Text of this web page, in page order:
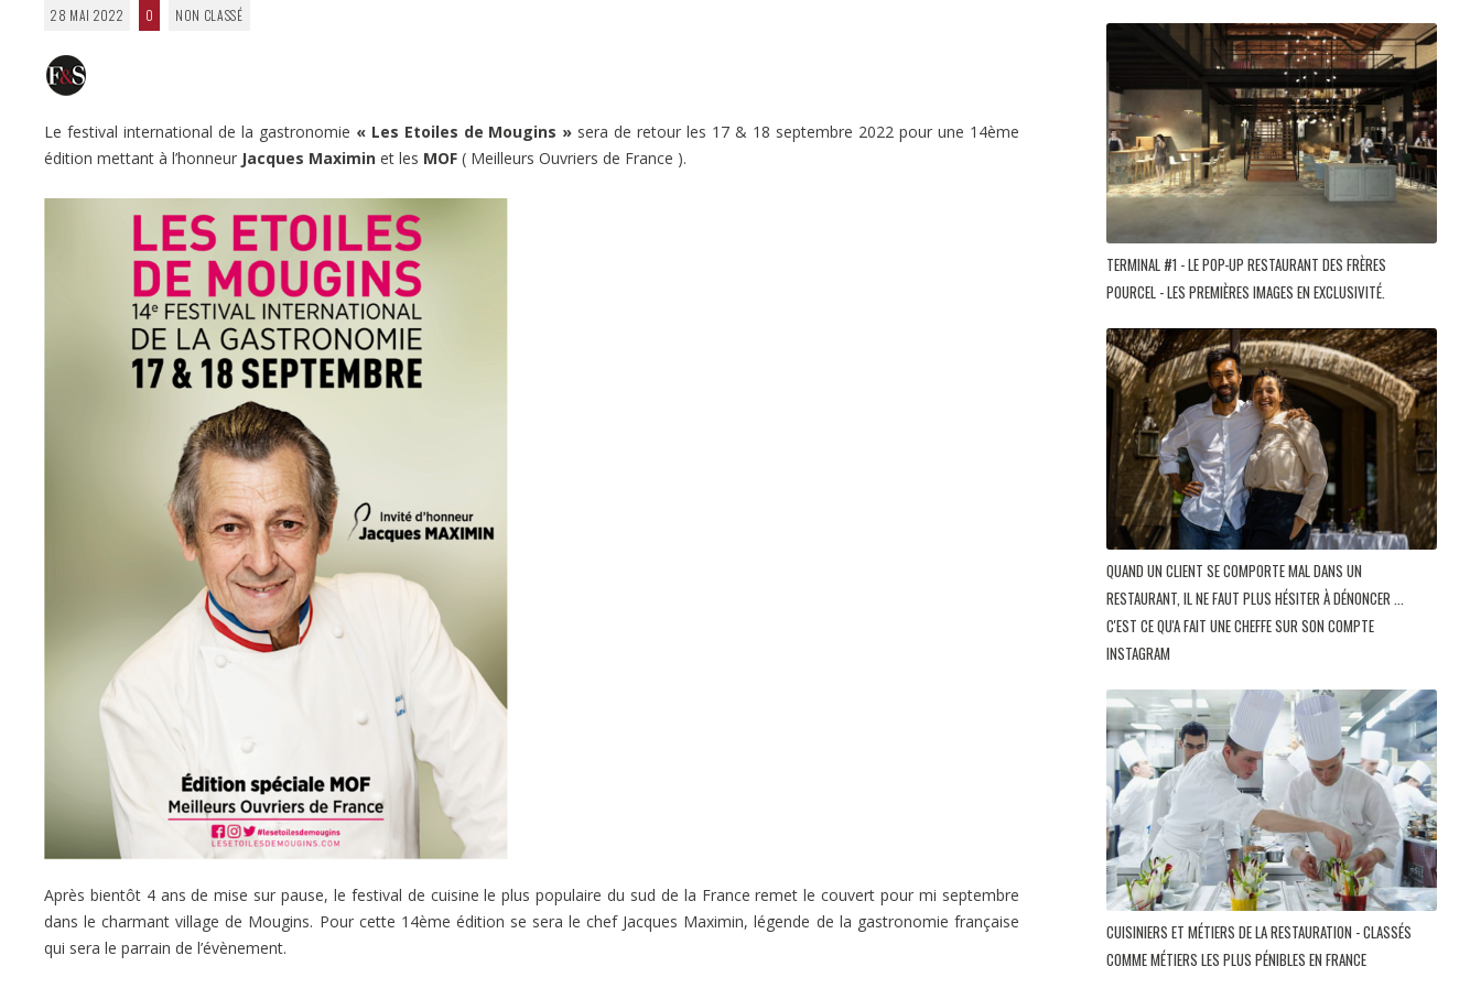
28 MAI 2022 0 NON CLASSÉ
Le festival international de la gastronomie « Les Etoiles de Mougins » sera de retour les 17 & 18 septembre 2022 pour une 14ème
édition mettant à l’honneur Jacques Maximin et les MOF ( Meilleurs Ouvriers de France ).
Après bientôt 4 ans de mise sur pause, le festival de cuisine le plus populaire du sud de la France remet le couvert pour mi septembre
dans le charmant village de Mougins. Pour cette 14ème édition se sera le chef Jacques Maximin, légende de la gastronomie française
qui sera le parrain de l’évènement.
TERMINAL #1 - LE POP-UP RESTAURANT DES FRÈRES
POURCEL - LES PREMIÈRES IMAGES EN EXCLUSIVITÉ.
QUAND UN CLIENT SE COMPORTE MAL DANS UN
RESTAURANT, IL NE FAUT PLUS HÉSITER À DÉNONCER ...
C'EST CE QU'A FAIT UNE CHEFFE SUR SON COMPTE
INSTAGRAM
CUISINIERS ET MÉTIERS DE LA RESTAURATION - CLASSÉS
COMME MÉTIERS LES PLUS PÉNIBLES EN FRANCE